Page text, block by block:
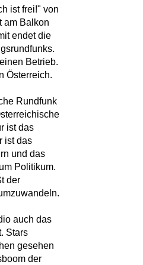
ist frei!" von
am Balkon
endet die
Betrieb.
Österreich.
Rundfunk
ist das
ist das
und das
Politikum.
der
auch das
Stars
gesehen
der